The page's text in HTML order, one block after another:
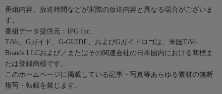
番組内容、放送時間などが実際の放送内容と異なる場合がございま
す。
番組データ提供元：IPG Inc.
TiVo、Gガイド、G-GUIDE、およびGガイドロゴは、米国TiVo
Brands LLCおよび／またはその関連会社の日本国内における商標ま
たは登録商標です。
このホームページに掲載している記事・写真等あらゆる素材の無断
複写・転載を禁じます。